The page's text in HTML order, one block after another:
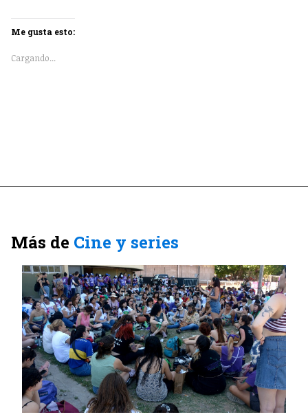
Me gusta esto:
Cargando...
Más de Cine y series